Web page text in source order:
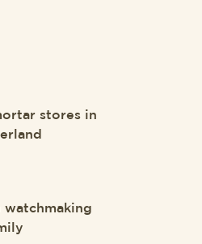
stores in